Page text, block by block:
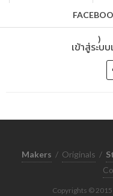
)
เข้าสู่ระบ
Makers / Originals /
Copyrights ©